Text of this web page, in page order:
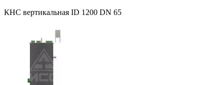
КНС вертикальная ID 1200 DN 65